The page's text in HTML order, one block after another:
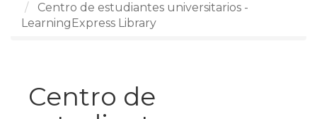
Centro de estudiantes universitarios -
LearningExpress Library
Centro de